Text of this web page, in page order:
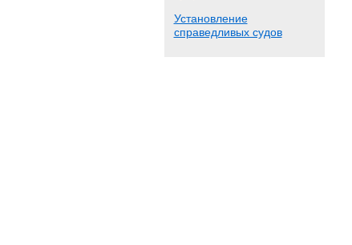
Установление
справедливых судов